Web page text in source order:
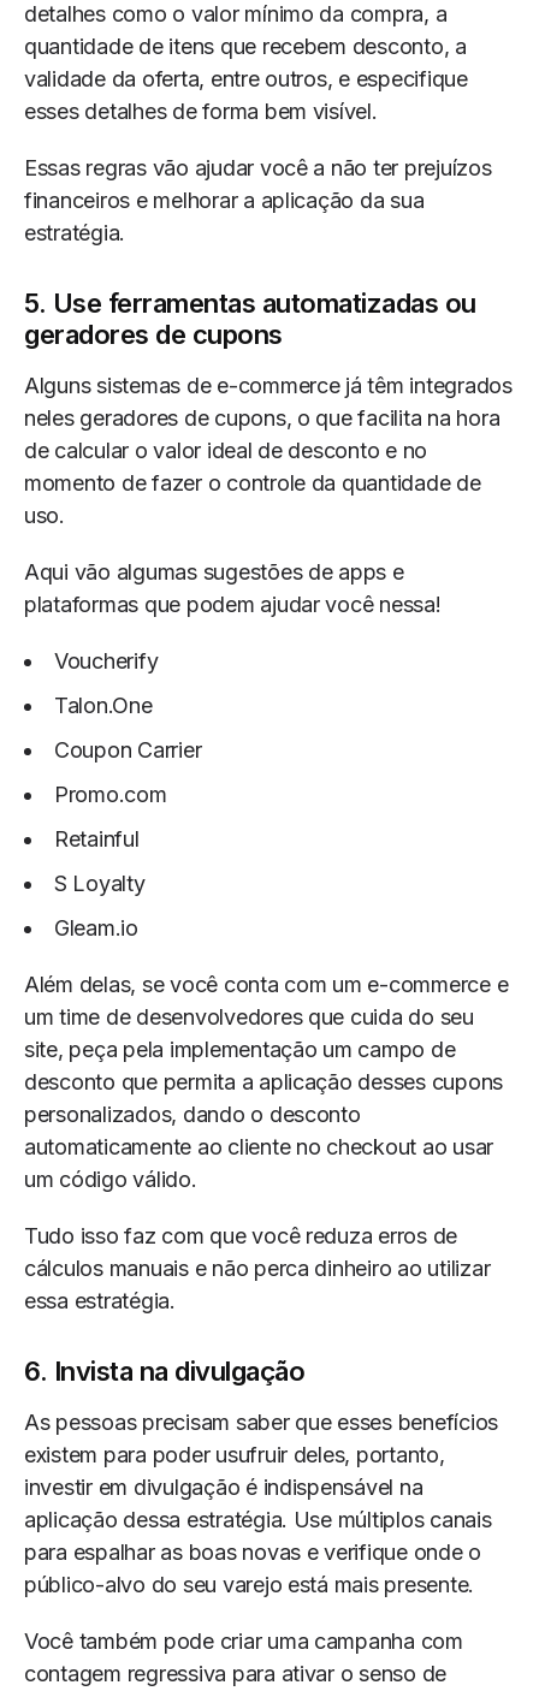
detalhes como o valor mínimo da compra, a
quantidade de itens que recebem desconto, a
validade da oferta, entre outros, e especifique
esses detalhes de forma bem visível.
Essas regras vão ajudar você a não ter prejuízos
financeiros e melhorar a aplicação da sua
estratégia.
5. Use ferramentas automatizadas ou
geradores de cupons
Alguns sistemas de e-commerce já têm integrados
neles geradores de cupons, o que facilita na hora
de calcular o valor ideal de desconto e no
momento de fazer o controle da quantidade de
uso.
Aqui vão algumas sugestões de apps e
plataformas que podem ajudar você nessa!
Voucherify
Talon.One
Coupon Carrier
Promo.com
Retainful
S Loyalty
Gleam.io
Além delas, se você conta com um e-commerce e
um time de desenvolvedores que cuida do seu
site, peça pela implementação um campo de
desconto que permita a aplicação desses cupons
personalizados, dando o desconto
automaticamente ao cliente no checkout ao usar
um código válido.
Tudo isso faz com que você reduza erros de
cálculos manuais e não perca dinheiro ao utilizar
essa estratégia.
6. Invista na divulgação
As pessoas precisam saber que esses benefícios
existem para poder usufruir deles, portanto,
investir em divulgação é indispensável na
aplicação dessa estratégia. Use múltiplos canais
para espalhar as boas novas e verifique onde o
público-alvo do seu varejo está mais presente.
Você também pode criar uma campanha com
contagem regressiva para ativar o senso de